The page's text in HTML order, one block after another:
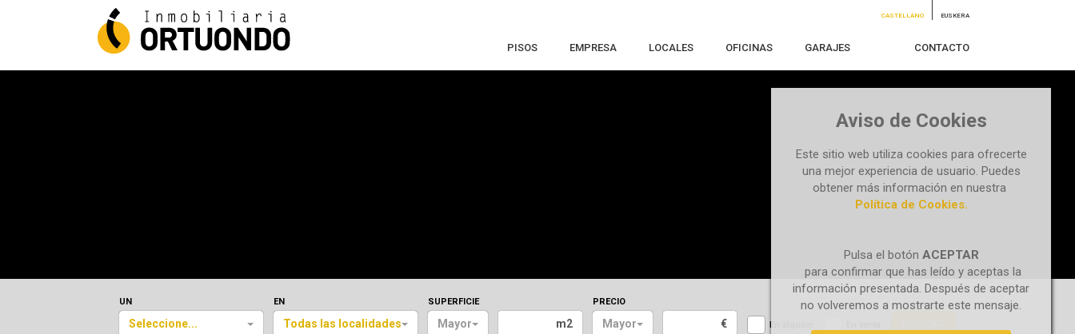
Aviso de Cookies
Este sitio web utiliza cookies para ofrecerte
una mejor experiencia de usuario. Puedes
obtener más información en nuestra
Política de Cookies.
Pulsa el botón ACEPTAR
para confirmar que has leído y aceptas la
información presentada. Después de aceptar
no volveremos a mostrarte este mensaje.
CASTELLANO EUSKERA
PISOS EMPRESA LOCALES OFICINAS GARAJES CONTACTO
UN
Seleccione...
EN
Todas las localidades
SUPERFICIE
Mayor m2
PRECIO
Mayor € En alquiler